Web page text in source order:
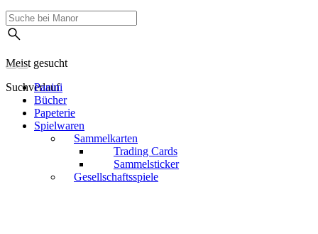
Meist gesucht
Suchverlauf
Panini
Bücher
Papeterie
Spielwaren
Sammelkarten
Trading Cards
Sammelsticker
Gesellschaftsspiele